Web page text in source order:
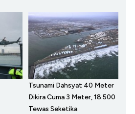
Tsunami Dahsyat 40 Meter
Dikira Cuma 3 Meter, 18.500
Tewas Seketika